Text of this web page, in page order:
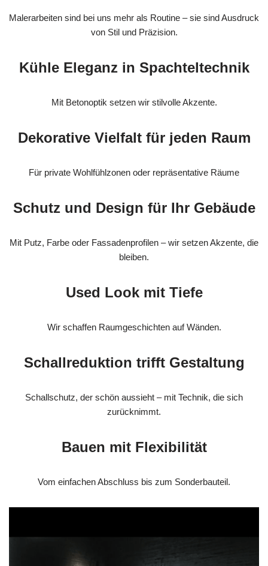
Malerarbeiten sind bei uns mehr als Routine – sie sind Ausdruck
von Stil und Präzision.
Kühle Eleganz in Spachteltechnik
Mit Betonoptik setzen wir stilvolle Akzente.
Dekorative Vielfalt für jeden Raum
Für private Wohlfühlzonen oder repräsentative Räume
Schutz und Design für Ihr Gebäude
Mit Putz, Farbe oder Fassadenprofilen – wir setzen Akzente, die
bleiben.
Used Look mit Tiefe
Wir schaffen Raumgeschichten auf Wänden.
Schallreduktion trifft Gestaltung
Schallschutz, der schön aussieht – mit Technik, die sich
zurücknimmt.
Bauen mit Flexibilität
Vom einfachen Abschluss bis zum Sonderbauteil.